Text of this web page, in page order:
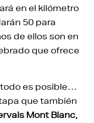
en el kilómetro
50 para
de ellos son en
que ofrece
todo es posible…
que también
Mont Blanc,